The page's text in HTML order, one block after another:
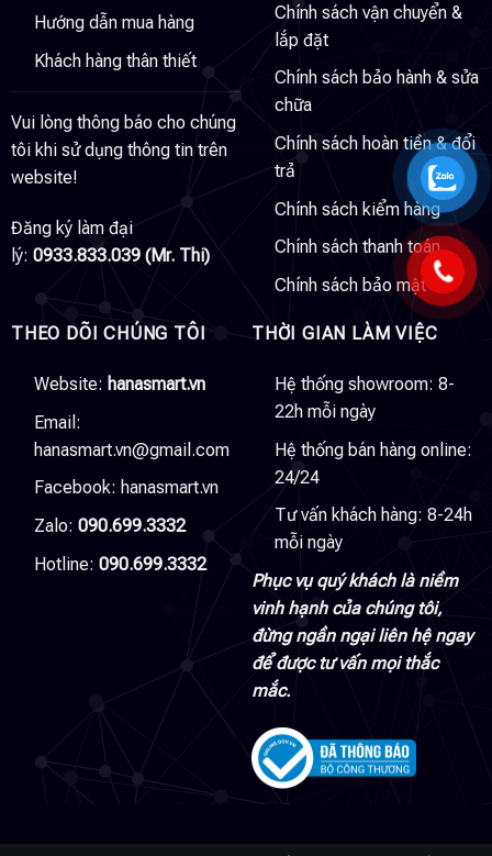
Hướng dẫn mua hàng
Khách hàng thân thiết
Vui lòng thông báo cho chúng
tôi khi sử dụng thông tin trên
website!
Đăng ký làm đại
lý: 0933.833.039 (Mr. Thi)
Chính sách vận chuyển &
lắp đặt
Chính sách bảo hành & sửa
chữa
Chính sách hoàn tiền & đổi
trả
Chính sách kiểm hàng
Chính sách thanh toán
Chính sách bảo mật
THEO DÕI CHÚNG TÔI
Website: hanasmart.vn
Email:
hanasmart.vn@gmail.com
Facebook: hanasmart.vn
Zalo: 090.699.3332
Hotline: 090.699.3332
THỜI GIAN LÀM VIỆC
Hệ thống showroom: 8-
22h mỗi ngày
Hệ thống bán hàng online:
24/24
Tư vấn khách hàng: 8-24h
mỗi ngày
Phục vụ quý khách là niềm
vinh hạnh của chúng tôi,
đừng ngần ngại liên hệ ngay
để được tư vấn mọi thắc
mắc.